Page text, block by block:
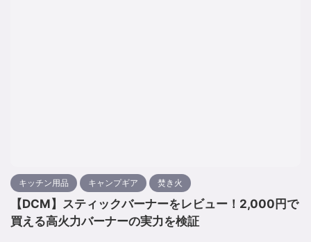
キッチン用品 キャンプギア 焚き火
【DCM】スティックバーナーをレビュー！2,000円で
買える高火力バーナーの実力を検証